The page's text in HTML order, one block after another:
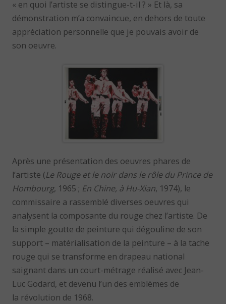
« en quoi l’artiste se distingue-t-il ? » Et là, sa
démonstration m’a convaincue, en dehors de toute
appréciation personnelle que je pouvais avoir de
son oeuvre.
Après une présentation des oeuvres phares de
l’artiste (Le Rouge et le noir dans le rôle du Prince de
Hombourg, 1965 ; En Chine, à Hu-Xian, 1974), le
commissaire a rassemblé diverses oeuvres qui
analysent la composante du rouge chez l’artiste. De
la simple goutte de peinture qui dégouline de son
support – matérialisation de la peinture – à la tache
rouge qui se transforme en drapeau national
saignant dans un court-métrage réalisé avec Jean-
Luc Godard, et devenu l’un des emblèmes de
la révolution de 1968.